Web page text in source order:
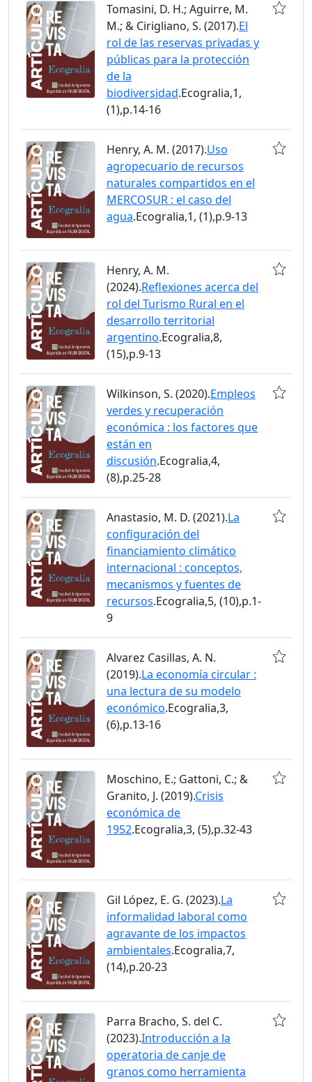
Tomasini, D. H.; Aguirre, M.
M.; & Cirigliano, S. (2017).El
rol de las reservas privadas y
públicas para la protección
de la
biodiversidad.Ecogralia,1,
(1),p.14-16
Henry, A. M. (2017).Uso
agropecuario de recursos
naturales compartidos en el
MERCOSUR : el caso del
agua.Ecogralia,1, (1),p.9-13
Henry, A. M.
(2024).Reflexiones acerca del
rol del Turismo Rural en el
desarrollo territorial
argentino.Ecogralia,8,
(15),p.9-13
Wilkinson, S. (2020).Empleos
verdes y recuperación
económica : los factores que
están en
discusión.Ecogralia,4,
(8),p.25-28
Anastasio, M. D. (2021).La
configuración del
financiamiento climático
internacional : conceptos,
mecanismos y fuentes de
recursos.Ecogralia,5, (10),p.1-
9
Alvarez Casillas, A. N.
(2019).La economía circular :
una lectura de su modelo
económico.Ecogralia,3,
(6),p.13-16
Moschino, E.; Gattoni, C.; &
Granito, J. (2019).Crisis
económica de
1952.Ecogralia,3, (5),p.32-43
Gil López, E. G. (2023).La
informalidad laboral como
agravante de los impactos
ambientales.Ecogralia,7,
(14),p.20-23
Parra Bracho, S. del C.
(2023).Introducción a la
operatoria de canje de
granos como herramienta